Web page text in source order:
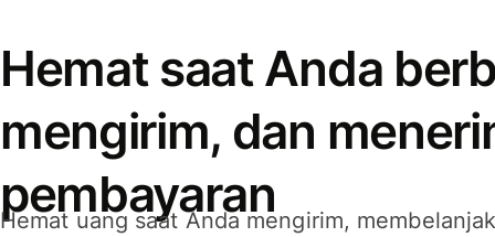
Hemat saat Anda
mengirim, dan
pembayaran
Hemat uang saat Anda mengirim,